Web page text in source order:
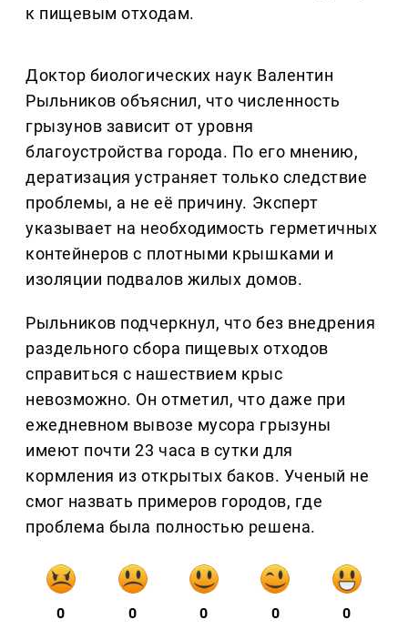
к пищевым отходам.
Доктор биологических наук Валентин
Рыльников объяснил, что численность
грызунов зависит от уровня
благоустройства города. По его мнению,
дератизация устраняет только следствие
проблемы, а не её причину. Эксперт
указывает на необходимость герметичных
контейнеров с плотными крышками и
изоляции подвалов жилых домов.
Рыльников подчеркнул, что без внедрения
раздельного сбора пищевых отходов
справиться с нашествием крыс
невозможно. Он отметил, что даже при
ежедневном вывозе мусора грызуны
имеют почти 23 часа в сутки для
кормления из открытых баков. Ученый не
смог назвать примеров городов, где
проблема была полностью решена.
0 0 0 0 0